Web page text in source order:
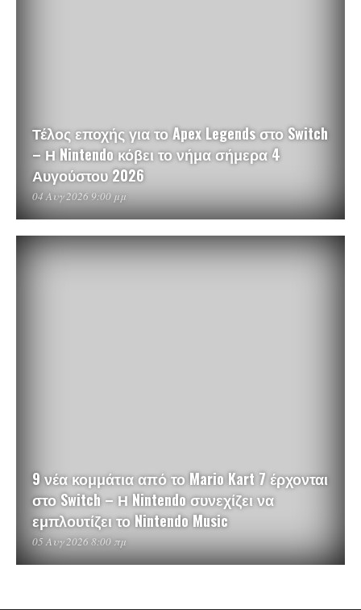
Τέλος εποχής για το Apex Legends στο Switch
– Η Nintendo κόβει το νήμα σήμερα 4
Αυγούστου 2026
04 Αυγ 2026 9:00 μμ
9 νέα κομμάτια από το Mario Kart 7 έρχονται
στο Switch – Η Nintendo συνεχίζει να
εμπλουτίζει το Nintendo Music
05 Αυγ 2026 8:00 πμ